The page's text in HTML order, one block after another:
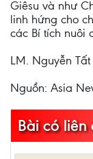
Giêsu và như
linh hứng cho
các Bí tích nuôi
LM. Nguyễn
Nguồn: Asia
Bài có liên